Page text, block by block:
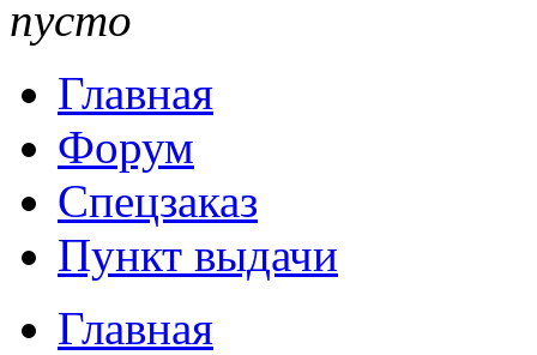
пусто
Главная
Форум
Спецзаказ
Пункт выдачи
Главная